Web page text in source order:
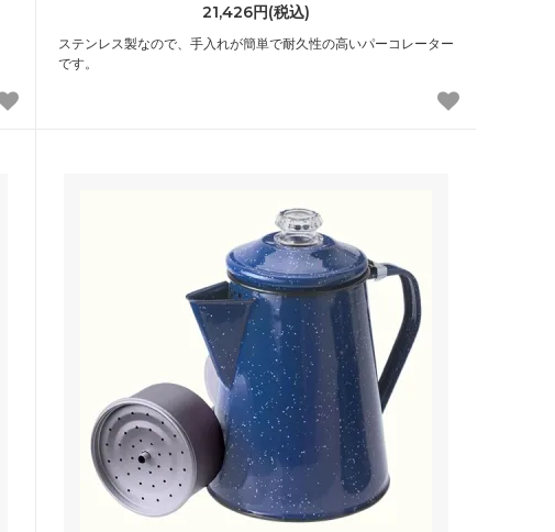
21,426円(税込)
ステンレス製なので、手入れが簡単で耐久性の高いパーコレーター
です。